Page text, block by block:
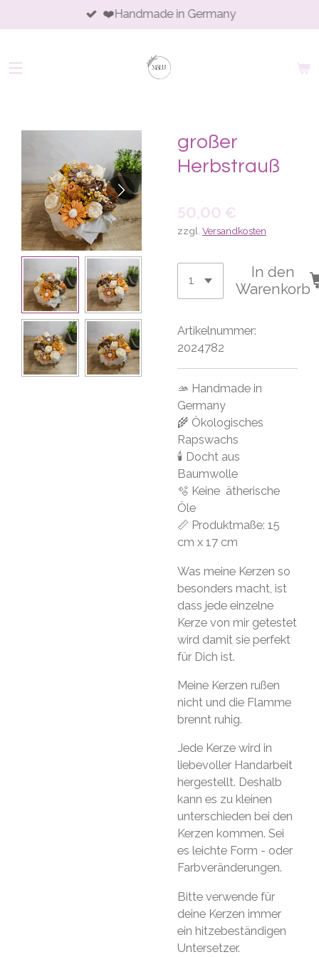
Hauptinhalt
❤️Handmade in Germany
großer
Herbstrauß
50,00 €
zzgl. Versandkosten
In den
Warenkorb
Artikelnummer:
2024782
🫴 Handmade in
Germany
🌾 Ökologisches
Rapswachs
🕯 Docht aus
Baumwolle
🫧 Keine ätherische
Öle
📏 Produktmaße: 15
cm x 17 cm
Was meine Kerzen so
besonders macht, ist
dass jede einzelne
Kerze von mir getestet
wird damit sie perfekt
für Dich ist.
Meine Kerzen rußen
nicht und die Flamme
brennt ruhig.
Jede Kerze wird in
liebevoller Handarbeit
hergestellt. Deshalb
kann es zu kleinen
unterschieden bei den
Kerzen kommen. Sei
es leichte Form - oder
Farbveränderungen.
Bitte verwende für
deine Kerzen immer
ein hitzebeständigen
Untersetzer.